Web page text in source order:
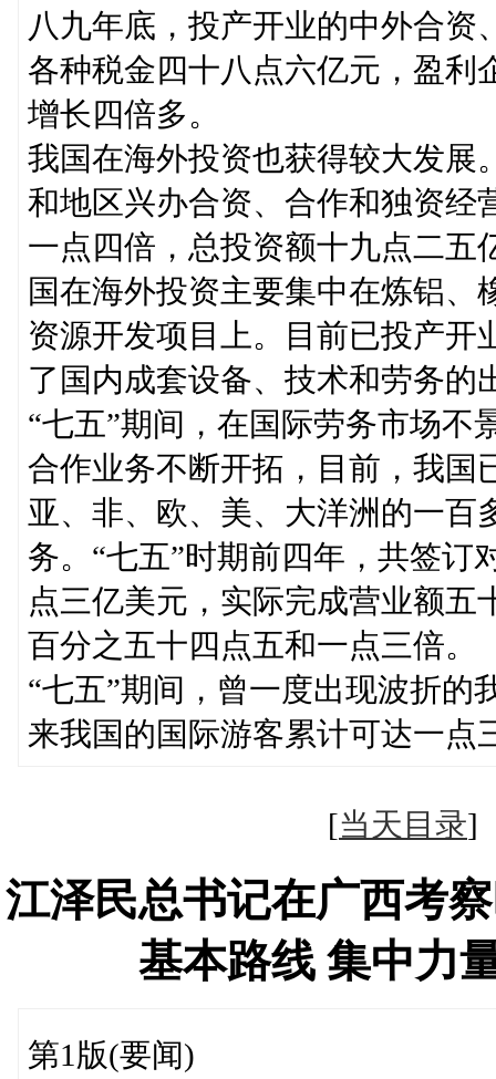
八九年底，投产开业的中外合
各种税金四十八点六亿元，盈利
增长四倍多。
我国在海外投资也获得较大发展
和地区兴办合资、合作和独资经
一点四倍，总投资额十九点二五
国在海外投资主要集中在炼铝
资源开发项目上。目前已投产开
了国内成套设备、技术和劳务的
“七五”期间，在国际劳务市场不
合作业务不断开拓，目前，我国
亚、非、欧、美、大洋洲的一百
务。“七五”时期前四年，共签订
点三亿美元，实际完成营业额五
百分之五十四点五和一点三倍。
“七五”期间，曾一度出现波折的
来我国的国际游客累计可达一点
[当天目录
江泽民总书记在广西考
基本路线 集中力
第1版(要闻)